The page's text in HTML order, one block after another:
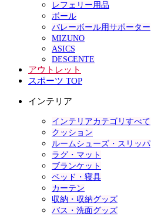
レフェリー用品
ボール
バレーボール用サポーター
MIZUNO
ASICS
DESCENTE
アウトレット
スポーツ TOP
インテリア
インテリアカテゴリすべて
クッション
ルームシューズ・スリッパ
ラグ・マット
ブランケット
ベッド・寝具
カーテン
収納・収納グッズ
バス・洗面グッズ